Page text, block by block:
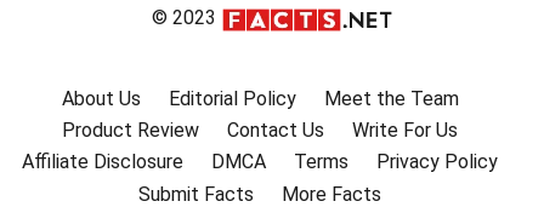
© 2023
About Us Editorial Policy
Meet the Team
Product Review
Contact Us
Write For Us
Affiliate Disclosure
DMCA Terms
Privacy Policy
Submit Facts
More Facts